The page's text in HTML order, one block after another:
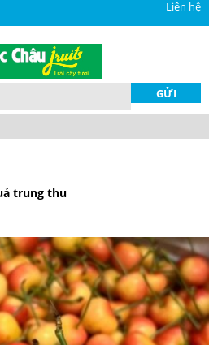
Liên hệ
trung thu